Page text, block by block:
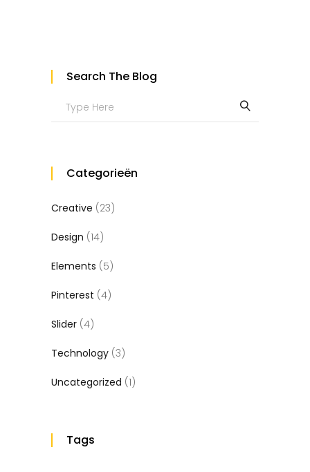
Search The Blog
Search
Categorieën
Creative (23)
Design (14)
Elements (5)
Pinterest (4)
Slider (4)
Technology (3)
Uncategorized (1)
Tags